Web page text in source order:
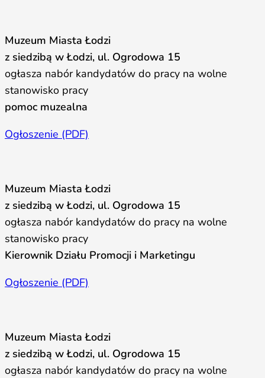
Muzeum Miasta Łodzi
z siedzibą w Łodzi, ul. Ogrodowa 15
ogłasza nabór kandydatów do pracy na wolne
stanowisko pracy
pomoc muzealna
Ogłoszenie (PDF)
Muzeum Miasta Łodzi
z siedzibą w Łodzi, ul. Ogrodowa 15
ogłasza nabór kandydatów do pracy na wolne
stanowisko pracy
Kierownik Działu Promocji i Marketingu
Ogłoszenie (PDF)
Muzeum Miasta Łodzi
z siedzibą w Łodzi, ul. Ogrodowa 15
ogłasza nabór kandydatów do pracy na wolne